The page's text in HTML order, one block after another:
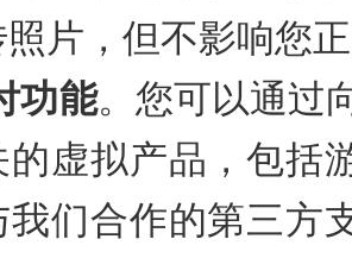
片，但不影响您
功能。您可以通过
的虚拟产品，包括
我们合作的第三方